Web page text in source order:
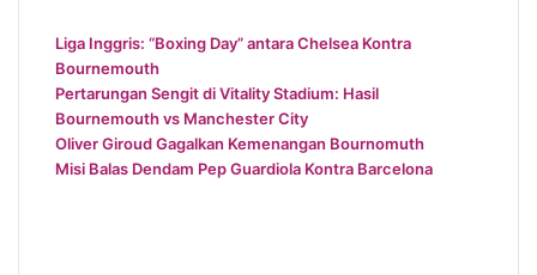
Liga Inggris: “Boxing Day” antara Chelsea Kontra
Bournemouth
Pertarungan Sengit di Vitality Stadium: Hasil
Bournemouth vs Manchester City
Oliver Giroud Gagalkan Kemenangan Bournomuth
Misi Balas Dendam Pep Guardiola Kontra Barcelona